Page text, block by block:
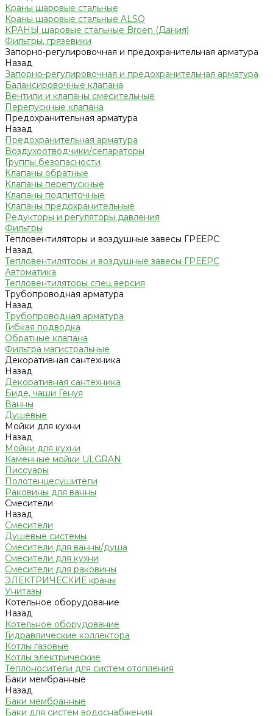
Краны шаровые стальные
Краны шаровые стальные ALSO
КРАНЫ шаровые стальные Broen (Дания)
Фильтры, грязевики
Запорно-регулировочная и предохранительная арматура
Назад
Запорно-регулировочная и предохранительная арматура
Балансировочные клапана
Вентили и клапаны смесительные
Перепускные клапана
Предохранительная арматура
Назад
Предохранительная арматура
Воздухоотводчики/сепараторы
Группы безопасности
Клапаны обратные
Клапаны перепускные
Клапаны подпиточные
Клапаны предохранительные
Редукторы и регуляторы давления
Фильтры
Тепловентиляторы и воздушные завесы ГРЕЕРС
Назад
Тепловентиляторы и воздушные завесы ГРЕЕРС
Автоматика
Тепловентиляторы спец версия
Трубопроводная арматура
Назад
Трубопроводная арматура
Гибкая подводка
Обратные клапана
Фильтра магистральные
Декоративная сантехника
Назад
Декоративная сантехника
Биде, чаши Генуя
Ванны
Душевые
Мойки для кухни
Назад
Мойки для кухни
Каменные мойки ULGRAN
Писсуары
Полотенцесушители
Раковины для ванны
Смесители
Назад
Смесители
Душевые системы
Смесители для ванны/душа
Смесители для кухни
Смесители для раковины
ЭЛЕКТРИЧЕСКИЕ краны
Унитазы
Котельное оборудование
Назад
Котельное оборудование
Гидравлические коллектора
Котлы газовые
Котлы электрические
Теплоносители для систем отопления
Баки мембранные
Назад
Баки мембранные
Баки для систем водоснабжения